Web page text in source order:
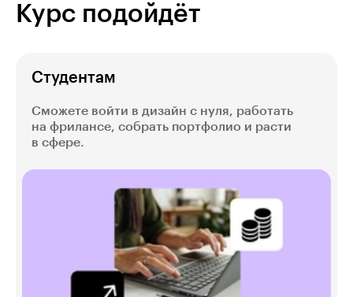
Курс подойдёт
Студентам
Сможете войти в дизайн с нуля, работать
на фрилансе, собрать портфолио и расти
в сфере.